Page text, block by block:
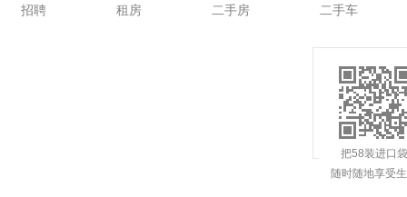
招聘 租房 二手房 二手车
把58装进口袋
随时随地享受